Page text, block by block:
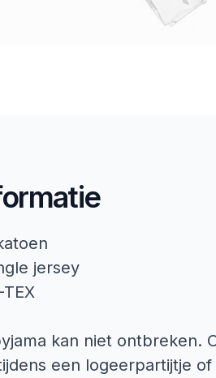
jersey
kan niet ontbreken.
een logeerpartijtje